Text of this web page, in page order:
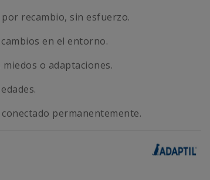
recambio, sin esfuerzo.
en el entorno.
miedos o adaptaciones.
permanentemente.